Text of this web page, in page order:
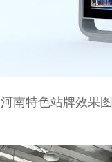
河南特色站牌效果